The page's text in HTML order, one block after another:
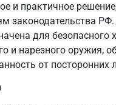
и практичное
законодательства
для безопасного
и нарезного оружия,
от посторонних